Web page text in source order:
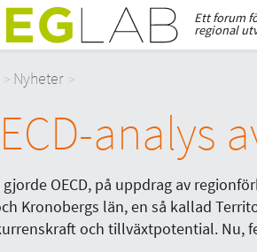
Ett forum
regional
Nyheter
analys
gjorde OECD, på uppdrag av
Kronobergs län, en så kallad
och tillväxtpotential. Nu,